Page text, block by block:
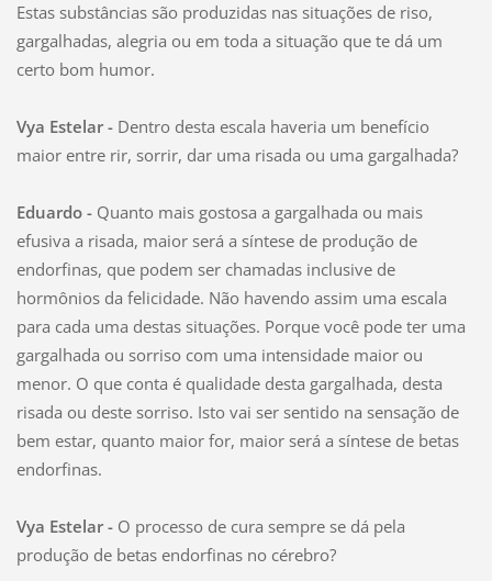
Estas substâncias são produzidas nas situações de riso,
gargalhadas, alegria ou em toda a situação que te dá um
certo bom humor.
Vya Estelar - Dentro desta escala haveria um benefício
maior entre rir, sorrir, dar uma risada ou uma gargalhada?
Eduardo -Quanto mais gostosa a gargalhada ou mais
efusiva a risada, maior será a síntese de produção de
endorfinas, que podem ser chamadas inclusive de
hormônios da felicidade. Não havendo assim uma escala
para cada uma destas situações. Porque você pode ter uma
gargalhada ou sorriso com uma intensidade maior ou
menor. O que conta é qualidade desta gargalhada, desta
risada ou deste sorriso. Isto vai ser sentido na sensação de
bem estar, quanto maior for, maior será a síntese de betas
endorfinas.
Vya Estelar - O processo de cura sempre se dá pela
produção de betas endorfinas no cérebro?